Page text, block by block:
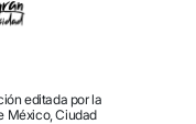
editada por la
México, Ciudad